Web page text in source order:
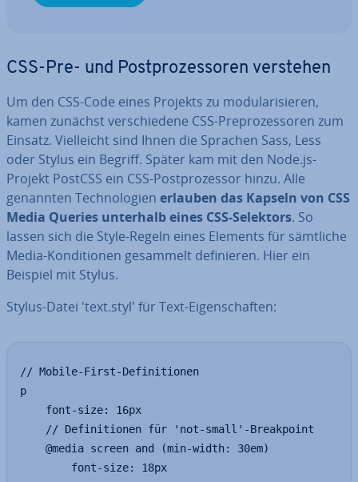
CSS-Pre- und Post­pro­zes­so­ren verstehen
Um den CSS-Code eines Projekts zu mo­du­la­ri­sie­ren,
kamen zunächst ver­schie­de­ne CSS-Pre­pro­zes­so­ren zum
Einsatz. Viel­leicht sind Ihnen die Sprachen Sass, Less
oder Stylus ein Begriff. Später kam mit den Node.js-
Projekt PostCSS ein CSS-Post­pro­zes­sor hinzu. Alle
genannten Tech­no­lo­gien erlauben das Kapseln von CSS
Media Queries unterhalb eines CSS-Selektors. So
lassen sich die Style-Regeln eines Elements für sämtliche
Media-Kon­di­tio­nen gesammelt de­fi­nie­ren. Hier ein
Beispiel mit Stylus.
Stylus-Datei 'text.styl' für Text-Ei­gen­schaf­ten:
// Mobile-First-Definitionen
p
		font-size: 18px